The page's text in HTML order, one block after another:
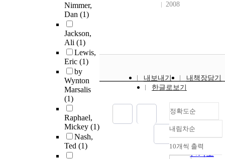
Nimmer,
Dan (1)
Jackson,
Ali (1)
Lewis,
Eric (1)
by
Wynton
Marsalis
(1)
Raphael,
Mickey (1)
Nash,
Ted (1)
2008
내보내기
내책장담기
한글로보기
정확도순
정확도
순
인기도
내림차순
내림차순
10개씩 출력